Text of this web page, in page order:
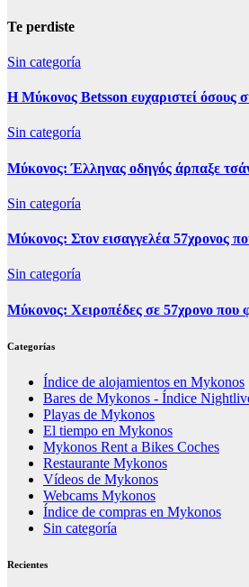
Te perdiste
Sin categoría
Η Μύκονος Betsson ευχαριστεί όσους
Sin categoría
Μύκονος: Έλληνας οδηγός άρπαξε
Sin categoría
Μύκονος: Στον εισαγγελέα 57χρονος
Sin categoría
Μύκονος: Χειροπέδες σε 57χρονο που
Categorías
Índice de alojamientos en Mykonos
Bares de Mykonos - Índice
Playas de Mykonos
El tiempo en Mykonos
Mykonos Rent a Bikes Coches
Restaurante Mykonos
Vídeos de Mykonos
Webcams Mykonos
Índice de compras en Mykonos
Sin categoría
Recientes